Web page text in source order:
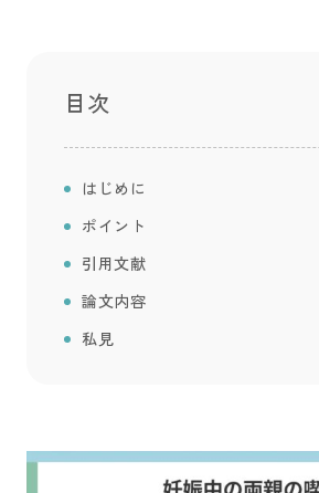
目次
はじめに
ポイント
引用文献
論文内容
私見